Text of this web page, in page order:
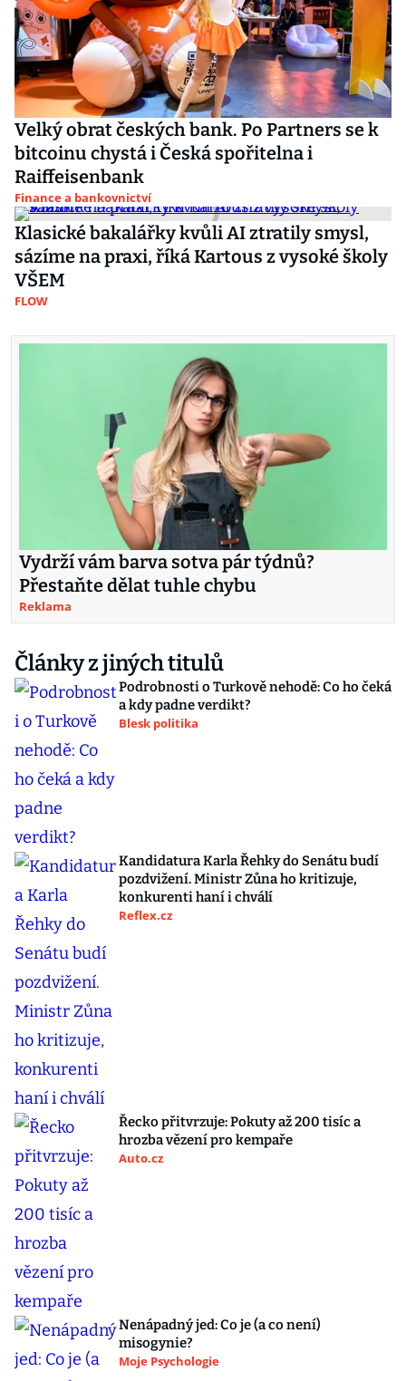
Velký obrat českých bank. Po Partners se k
bitcoinu chystá i Česká spořitelna i
Raiffeisenbank
Finance a bankovnictví
Klasické bakalářky kvůli AI ztratily smysl,
sázíme na praxi, říká Kartous z vysoké školy
VŠEM
FLOW
Vydrží vám barva sotva pár týdnů?
Přestaňte dělat tuhle chybu
Reklama
Články z jiných titulů
Podrobnosti o Turkově nehodě: Co ho čeká
a kdy padne verdikt?
Blesk politika
Kandidatura Karla Řehky do Senátu budí
pozdvižení. Ministr Zůna ho kritizuje,
konkurenti haní i chválí
Reflex.cz
Řecko přitvrzuje: Pokuty až 200 tisíc a
hrozba vězení pro kempaře
Auto.cz
Nenápadný jed: Co je (a co není)
misogynie?
Moje Psychologie